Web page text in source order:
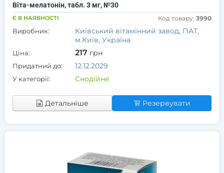
Віта-мелатонін, табл. 3 мг, №30
Є В НАЯВНОСТІ Код товару: 3990
Виробник:
Київський вітамінний завод, ПАТ,
м.Київ, Україна
Ціна: 217 грн
Придатний до: 12.12.2029
У категорії: Снодійне
Детальніше Резервувати